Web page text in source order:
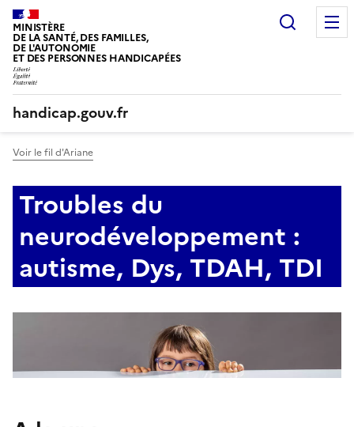
Panneau de gestion des cookies
MINISTÈRE
DE LA SANTÉ, DES FAMILLES,
DE L'AUTONOMIE
ET DES PERSONNES HANDICAPÉES
handicap.gouv.fr
Voir le fil d'Ariane
Troubles du
neurodéveloppement :
autisme, Dys, TDAH, TDI